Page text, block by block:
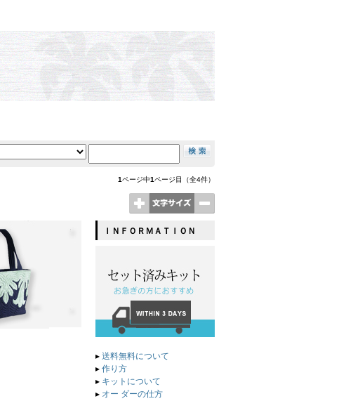
1ページ中1ページ目（全4件）
ＩＮＦＯＲＭＡＴＩＯＮ
▸ 送料無料について
▸ 作り方
▸ キットについて
▸ オー ダーの仕方